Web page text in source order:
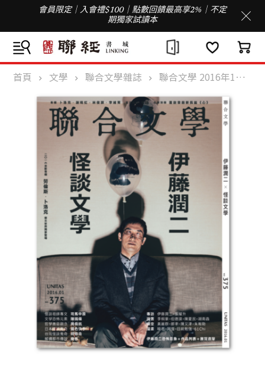
會員限定｜入會禮$100｜點數回饋最高享2%｜不定
期獨家試讀本
首頁 文學 聯合文學雜誌 聯合文學 2016年1月號 (375期)